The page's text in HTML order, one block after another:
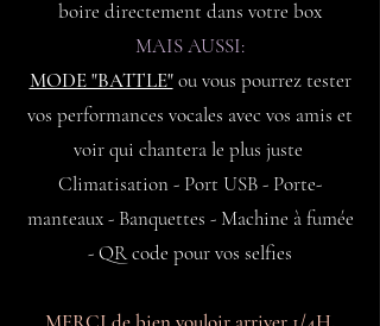
boire directement dans votre box
MAIS AUSSI:
MODE "BATTLE"ou vous pourrez tester
vos performances vocales avec vos amis et
voir qui chantera le plus juste ​
Climatisation - Port USB - Porte-
manteaux - Banquettes - Machine à fumée
- QR code pour vos selfies